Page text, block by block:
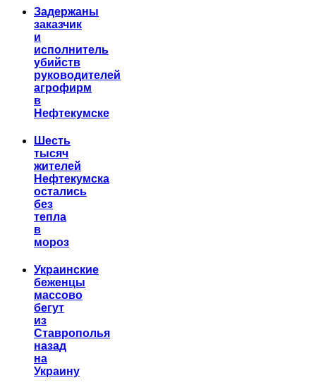
Задержаны
заказчик
и
исполнитель
убийств
руководителей
агрофирм
в
Нефтекумске
Шесть
тысяч
жителей
Нефтекумска
остались
без
тепла
в
мороз
Украинские
беженцы
массово
бегут
из
Ставрополья
назад
на
Украину